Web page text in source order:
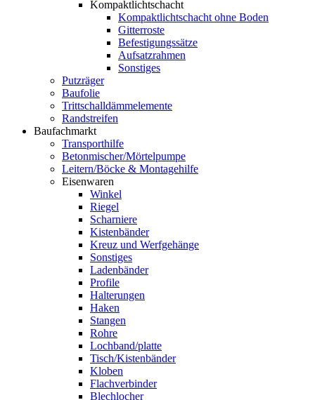
Kompaktlichtschacht
Kompaktlichtschacht ohne Boden
Gitterroste
Befestigungssätze
Aufsatzrahmen
Sonstiges
Putzräger
Baufolie
Trittschalldämmelemente
Randstreifen
Baufachmarkt
Transporthilfe
Betonmischer/Mörtelpumpe
Leitern/Böcke & Montagehilfe
Eisenwaren
Winkel
Riegel
Scharniere
Kistenbänder
Kreuz und Werfgehänge
Sonstiges
Ladenbänder
Profile
Halterungen
Haken
Stangen
Rohre
Lochband/platte
Tisch/Kistenbänder
Kloben
Flachverbinder
Blechlocher